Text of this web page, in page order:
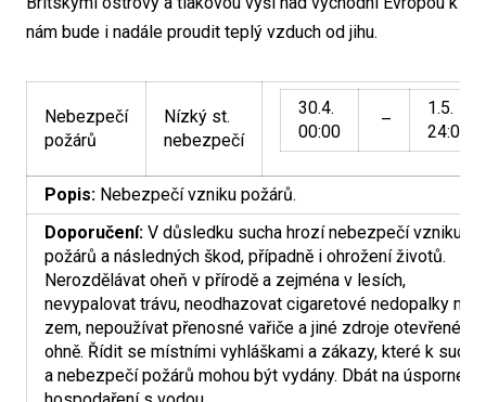
nám bude i nadále proudit teplý vzduch od jihu.
Nebezpečí
požárů
Nízký st.
nebezpečí
30.4.
00:00
–
1.5.
24:00
Popis: Nebezpečí vzniku požárů.
Doporučení: V důsledku sucha hrozí nebezpečí vzniku
požárů a následných škod, případně i ohrožení životů.
Nerozdělávat oheň v přírodě a zejména v lesích,
nevypalovat trávu, neodhazovat cigaretové nedopalky na
zem, nepoužívat přenosné vařiče a jiné zdroje otevřeného
ohně. Řídit se místními vyhláškami a zákazy, které k suchu
a nebezpečí požárů mohou být vydány. Dbát na úsporné